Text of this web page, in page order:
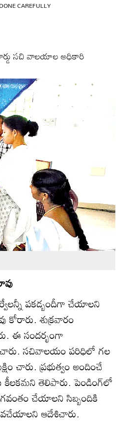
CAREFULLY
సచి వాలయాల అధికారి
పకడ్బందీగా చేయాలని
శుక్రవారం
ఈ సందర్భంగా
సచివాలయం పరిధిలో గల
చారు. ప్రభుత్వం అందించే
కీలకమని తెలిపారు. పెండింగ్‌లో
చేయాలని సిబ్బందికి
ఆదేశిచారు.